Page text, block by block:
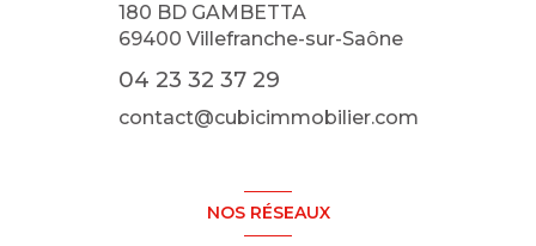
180 BD GAMBETTA
69400 Villefranche-sur-Saône
04 23 32 37 29
contact@cubicimmobilier.com
NOS RÉSEAUX